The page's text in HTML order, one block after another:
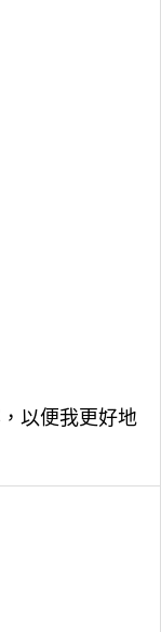
以便我更好地